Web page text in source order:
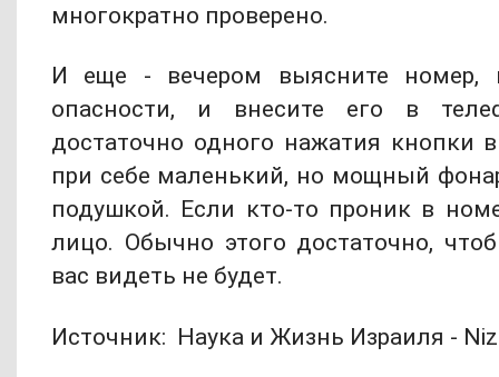
многократно проверено.
И еще - вечером выясните номер,
опасности, и внесите его в
достаточно одного нажатия кнопки
при себе маленький, но мощный
подушкой. Если кто-то проник в
лицо. Обычно этого достаточно,
вас видеть не будет.
Источник: Наука и Жизнь Израиля -